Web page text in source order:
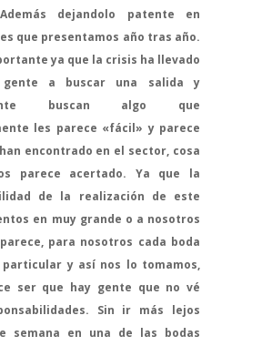
dejandolo patente en
que presentamos año tras año.
ya que la crisis ha llevado
a buscar una salida y
buscan algo que
les parece «fácil» y parece
encontrado en el sector, cosa
parece acertado. Ya que la
de la realización de este
en muy grande o a nosotros
para nosotros cada boda
particular y así nos lo tomamos,
ser que hay gente que no vé
Sin ir más lejos
semana en una de las bodas